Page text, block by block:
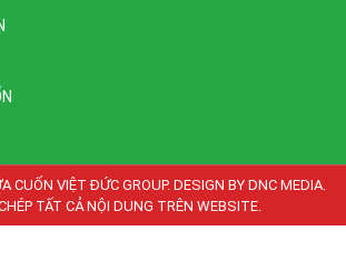
CUỐN VIỆT ĐỨC GROUP. DESIGN BY DNC MEDIA.
TẤT CẢ NỘI DUNG TRÊN WEBSITE